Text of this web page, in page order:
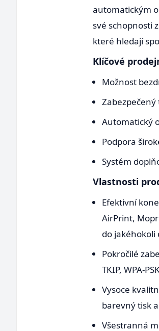
automatickým
své schopnosti
které hledají
Klíčové
Možnost
Automatický
Podpora
Systém
Vlastnosti
Efektivní
AirPrint,
do jakéhokoli
Pokročilé
TKIP, WPA-
Vysoce
barevný tisk
Všestranná